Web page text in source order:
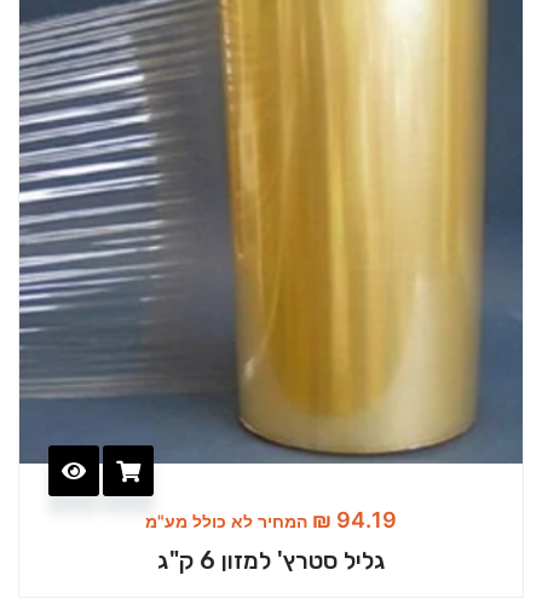
₪ 94.19 המחיר לא כולל מע"מ
גליל סטרץ' למזון 6 ק"ג